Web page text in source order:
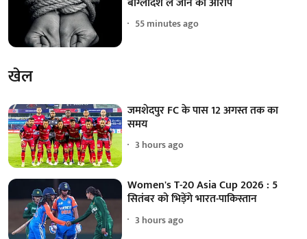
55 minutes ago
खेल
जमशेदपुर FC के पास 12 अगस्त तक का
समय
3 hours ago
Women's T-20 Asia Cup 2026 : 5
सितंबर को भिड़ेंगे भारत-पाकिस्तान
3 hours ago